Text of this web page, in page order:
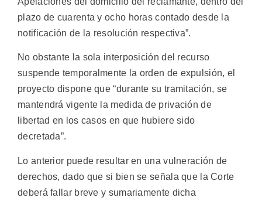
plazo de cuarenta y ocho horas contado desde la
notificación de la resolución respectiva”.
No obstante la sola interposición del recurso
suspende temporalmente la orden de expulsión, el
proyecto dispone que “durante su tramitación, se
mantendrá vigente la medida de privación de
libertad en los casos en que hubiere sido
decretada”.
Lo anterior puede resultar en una vulneración de
derechos, dado que si bien se señala que la Corte
deberá fallar breve y sumariamente dicha